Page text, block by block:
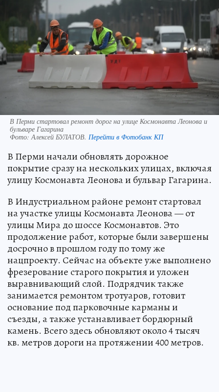
В Перми стартовал ремонт дорог на улице Космонавта Леонова и
бульваре Гагарина
Фото:Алексей БУЛАТОВ. Перейти в Фотобанк КП
В Перми начали обновлять дорожное
покрытие сразу на нескольких улицах, включая
улицу Космонавта Леонова и бульвар Гагарина.
В Индустриальном районе ремонт стартовал
на участке улицы Космонавта Леонова — от
улицы Мира до шоссе Космонавтов. Это
продолжение работ, которые были завершены
досрочно в прошлом году по тому же
нацпроекту. Сейчас на объекте уже выполнено
фрезерование старого покрытия и уложен
выравнивающий слой. Подрядчик также
занимается ремонтом тротуаров, готовит
основание под парковочные карманы и
съезды, а также устанавливает бордюрный
камень. Всего здесь обновляют около 4 тысяч
кв. метров дороги на протяжении 400 метров.